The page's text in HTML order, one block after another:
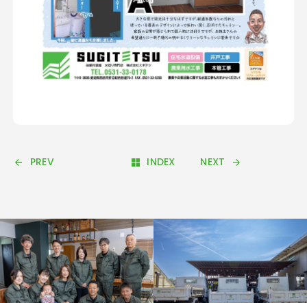
PREV INDEX NEXT